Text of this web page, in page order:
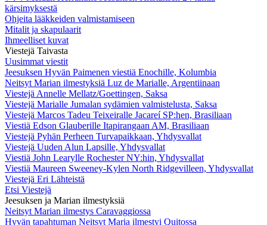
kärsimyksestä
Ohjeita lääkkeiden valmistamiseen
Mitalit ja skapulaarit
Ihmeelliset kuvat
Viestejä Taivasta
Uusimmat viestit
Jeesuksen Hyvän Paimenen viestiä Enochille, Kolumbia
Neitsyt Marian ilmestyksiä Luz de Marialle, Argentiinaan
Viestejä Annelle Mellatz/Goettingen, Saksa
Viestejä Marialle Jumalan sydämien valmistelusta, Saksa
Viestejä Marcos Tadeu Teixeiralle Jacareí SP:hen, Brasiliaan
Viestiä Edson Glauberille Itapirangaan AM, Brasiliaan
Viestejä Pyhän Perheen Turvapaikkaan, Yhdysvallat
Viestejä Uuden Alun Lapsille, Yhdysvallat
Viestiä John Learylle Rochester NY:hin, Yhdysvallat
Viestiä Maureen Sweeney-Kylen North Ridgevilleen, Yhdysvallat
Viestejä Eri Lähteistä
Etsi Viestejä
Jeesuksen ja Marian ilmestyksiä
Neitsyt Marian ilmestys Caravaggiossa
Hyvän tapahtuman Neitsyt Maria ilmestyi Quitossa